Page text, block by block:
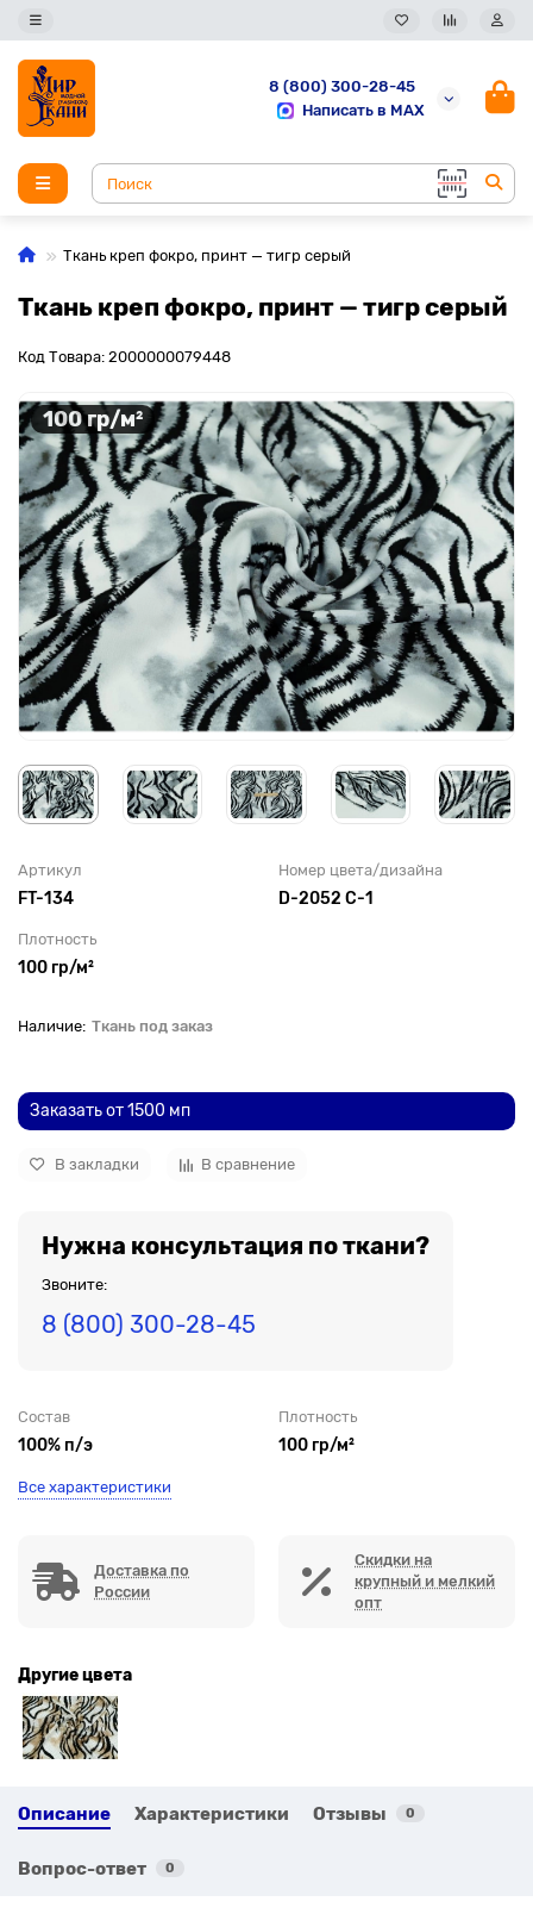
8 (800) 300-28-45
Написать в MAX
Ткань креп фокро, принт — тигр серый
Ткань креп фокро, принт — тигр серый
Код Товара: 2000000079448
100 гр/м²
Артикул
FT-134
Номер цвета/дизайна
D-2052 C-1
Плотность
100 гр/м²
Ткань под заказ
Заказать от 1500 мп
В закладки В сравнение
Нужна консультация по ткани?
Звоните:
8 (800) 300-28-45
Состав
100% п/э
Плотность
100 гр/м²
Все характеристики
Доставка по
России
Скидки на
крупный и мелкий
опт
Другие цвета
Описание Характеристики Отзывы 0
Вопрос-ответ 0